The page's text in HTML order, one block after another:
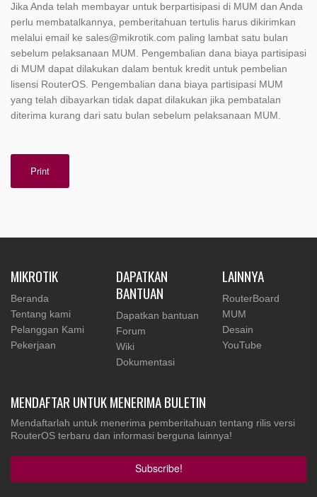
Jika Anda telah membayar untuk berpartisipasi di MUM dan Anda
perlu membatalkannya, pemberitahuan tertulis harus dikirimkan
melalui email ke sales@mikrotik.com paling lambat satu bulan
sebelum pelaksanaan MUM. Pengembalian dana biaya partisipasi
di MUM dapat dilakukan dalam bentuk kredit untuk pembelian
lisensi RouterOS. Pengembalian dana biaya partisipasi MUM
yang telah dibayarkan tidak dapat dilakukan jika pembatalan
diterima kurang dari satu bulan sebelum pelaksanaan MUM.
Print
MIKROTIK
Beranda
Tentang kami
Pelanggan Kami
Pekerjaan
DAPATKAN
BANTUAN
Dapatkan bantuan
Forum
Wiki
Dokumentasi
LAINNYA
RouterBoard
MUM
Desain
YouTube
MENDAFTAR UNTUK MENERIMA BULETIN
Mendaftarlah untuk menerima pemberitahuan tentang rilis versi
RouterOS terbaru dan informasi berguna lainnya!
Subscribe!